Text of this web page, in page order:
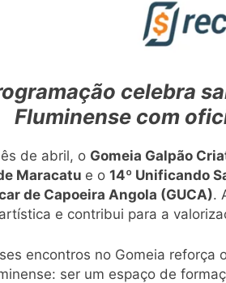
celebra
Fluminense com
de abril, o Gomeia Galpão
Maracatu e o 14º Unificando
de Capoeira Angola (GUCA).
e contribui para a
encontros no Gomeia
ser um espaço de